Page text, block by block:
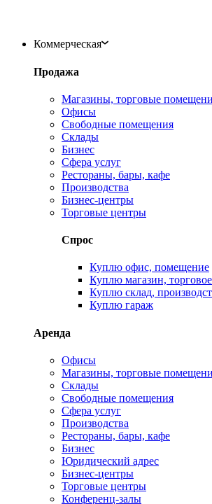
Коммерческая
Продажа
Магазины, торговые
Офисы
Свободные помещения
Склады
Бизнес
Сфера услуг
Рестораны, бары, кафе
Производства
Бизнес-центры
Торговые центры
Спрос
Куплю офис, помещение
Куплю магазин,
Куплю склад,
Куплю гараж
Аренда
Офисы
Магазины, торговые
Склады
Свободные помещения
Сфера услуг
Производства
Рестораны, бары, кафе
Бизнес
Юридический адрес
Бизнес-центры
Торговые центры
Конференц-залы